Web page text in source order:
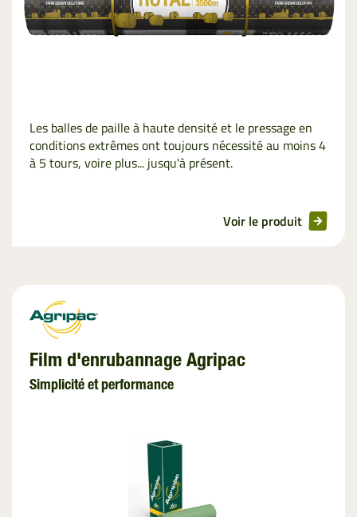
Les balles de paille à haute densité et le pressage en
conditions extrêmes ont toujours nécessité au moins 4
à 5 tours, voire plus... jusqu'à présent.
Voir le produit
Film d'enrubannage Agripac
Simplicité et performance